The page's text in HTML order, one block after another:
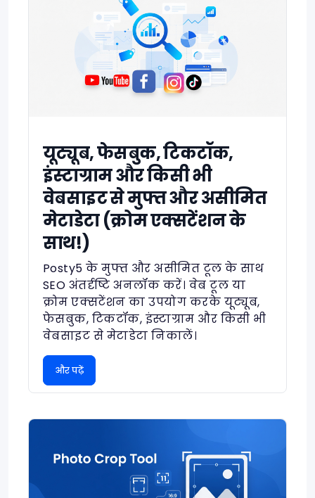
यूट्यूब, फेसबुक, टिकटॉक,
इंस्टाग्राम और किसी भी
वेबसाइट से मुफ्त और असीमित
मेटाडेटा (क्रोम एक्सटेंशन के
साथ!)
Posty5 के मुफ्त और असीमित टूल के साथ
SEO अंतर्दृष्टि अनलॉक करें। वेब टूल या
क्रोम एक्सटेंशन का उपयोग करके यूट्यूब,
फेसबुक, टिकटॉक, इंस्टाग्राम और किसी भी
वेबसाइट से मेटाडेटा निकालें।
और पढ़ें